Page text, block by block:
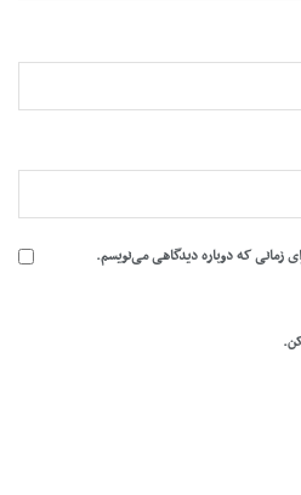
زمانی که دوباره دیدگاهی می‌نویسم.